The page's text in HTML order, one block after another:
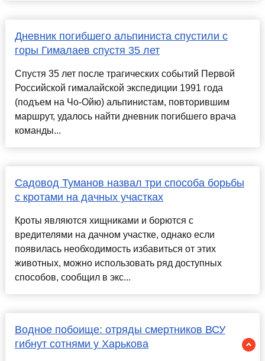
Дневник погибшего альпиниста спустили с
горы Гималаев спустя 35 лет
Спустя 35 лет после трагических событий Первой
Российской гималайской экспедиции 1991 года
(подъем на Чо-Ойю) альпинистам, повторившим
маршрут, удалось найти дневник погибшего врача
команды...
Садовод Туманов назвал три способа борьбы
с кротами на дачных участках
Кроты являются хищниками и борются с
вредителями на дачном участке, однако если
появилась необходимость избавиться от этих
животных, можно использовать ряд доступных
способов, сообщил в экс...
Водное побоище: отряды смертников ВСУ
гибнут сотнями у Харькова